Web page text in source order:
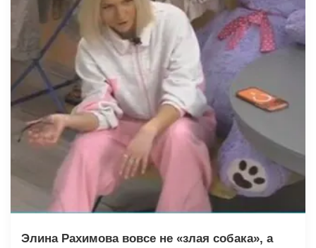
Элина Рахимова вовсе не «злая собака», а